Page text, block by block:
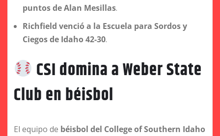
puntos de Alan Mesillas.
Richfield venció a la Escuela para Sordos y
Ciegos de Idaho 42-30.
CSI domina a Weber State
Club en béisbol
El equipo de béisbol del College of Southern Idaho